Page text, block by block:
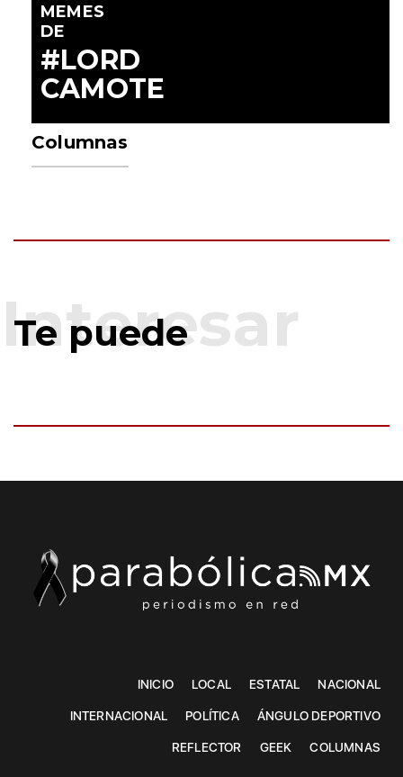
MEMES
DE
#LORD
CAMOTE
Columnas
Te puede
INICIO LOCAL ESTATAL NACIONAL
INTERNACIONAL POLÍTICA ÁNGULO DEPORTIVO
REFLECTOR GEEK COLUMNAS